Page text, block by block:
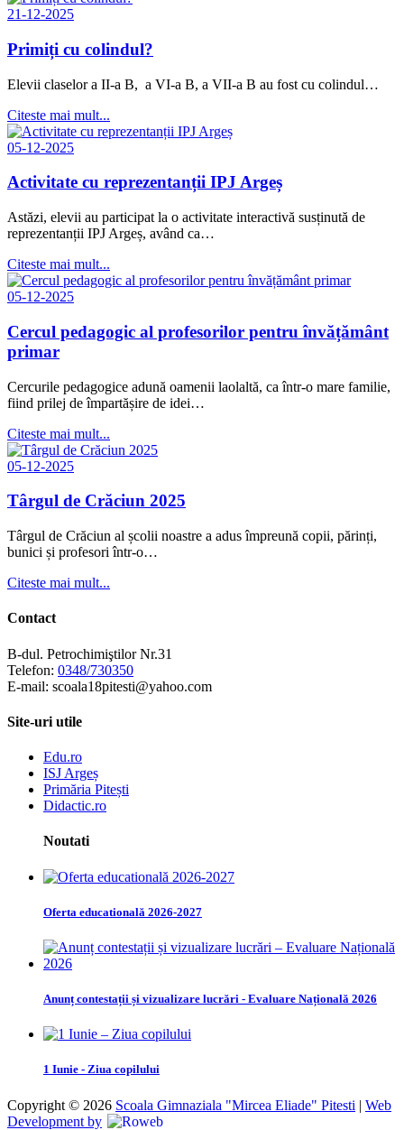
21-12-2025
Primiți cu colindul?
Elevii claselor a II-a B, a VI-a B, a VII-a B au fost cu colindul…
Citeste mai mult...
05-12-2025
Activitate cu reprezentanții IPJ Argeș
Astăzi, elevii au participat la o activitate interactivă susținută de
reprezentanții IPJ Argeș, având ca…
Citeste mai mult...
05-12-2025
Cercul pedagogic al profesorilor pentru învățământ
primar
Cercurile pedagogice adună oamenii laolaltă, ca într-o mare familie,
fiind prilej de împartășire de idei…
Citeste mai mult...
05-12-2025
Târgul de Crăciun 2025
Târgul de Crăciun al școlii noastre a adus împreună copii, părinți,
bunici și profesori într-o…
Citeste mai mult...
Contact
B-dul. Petrochimiştilor Nr.31
Telefon: 0348/730350
E-mail: scoala18pitesti@yahoo.com
Site-uri utile
Edu.ro
ISJ Argeș
Primăria Pitești
Didactic.ro
Noutati
Oferta educatională 2026-2027
Anunț contestații și vizualizare lucrări - Evaluare Națională 2026
1 Iunie - Ziua copilului
Copyright © 2026 Scoala Gimnaziala "Mircea Eliade" Pitesti | Web
Development by